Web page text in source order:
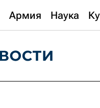
Армия Наука